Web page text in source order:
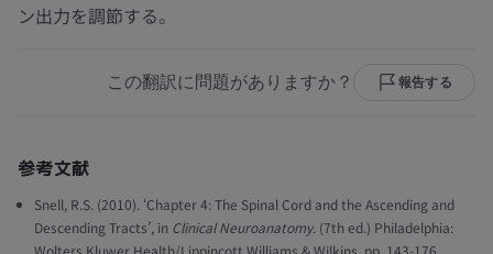
ン出力を調節する。
この翻訳に問題がありますか？ 報告する
参考文献
Snell, R.S. (2010). ‘Chapter 4: The Spinal Cord and the Ascending and
Descending Tracts’, in Clinical Neuroanatomy. (7th ed.) Philadelphia: